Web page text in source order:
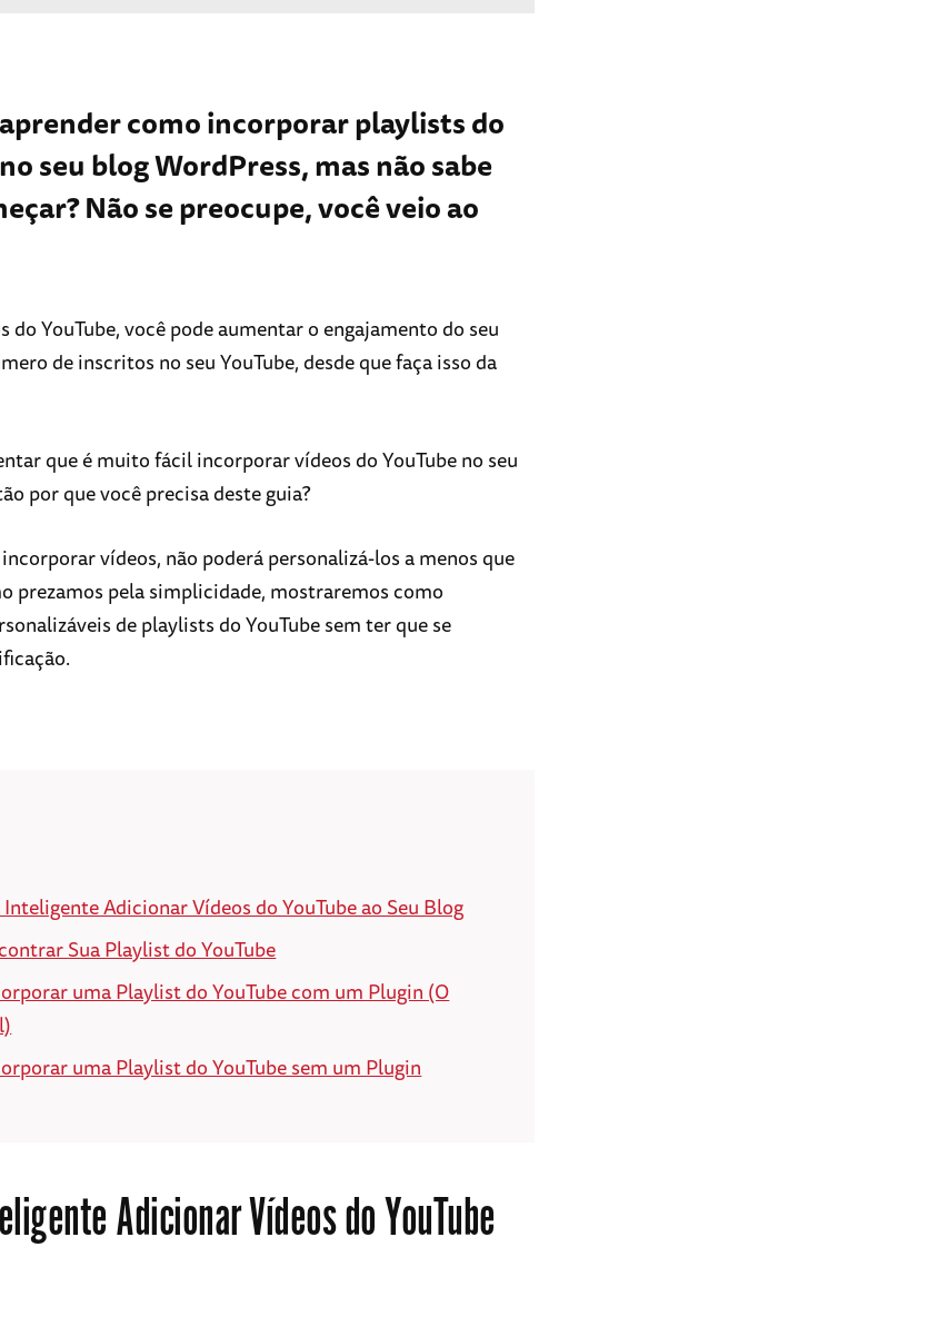
como incorporar playlists do
seu blog WordPress, mas não sabe
Não se preocupe, você veio ao
do YouTube, você pode aumentar o engajamento do seu
de inscritos no seu YouTube, desde que faça isso da
que é muito fácil incorporar vídeos do YouTube no seu
por que você precisa deste guia?
vídeos, não poderá personalizá-los a menos que
prezamos pela simplicidade, mostraremos como
de playlists do YouTube sem ter que se
Adicionar Vídeos do YouTube ao Seu Blog
Sua Playlist do YouTube
uma Playlist do YouTube com um Plugin (O
uma Playlist do YouTube sem um Plugin
Adicionar Vídeos do YouTube